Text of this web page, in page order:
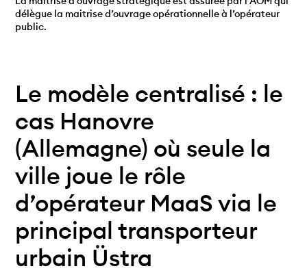
délègue la maitrise d’ouvrage opérationnelle à l’opérateur
public.
Le modèle centralisé : le
cas Hanovre
(Allemagne) où seule la
ville joue le rôle
d’opérateur MaaS via le
principal transporteur
urbain Üstra